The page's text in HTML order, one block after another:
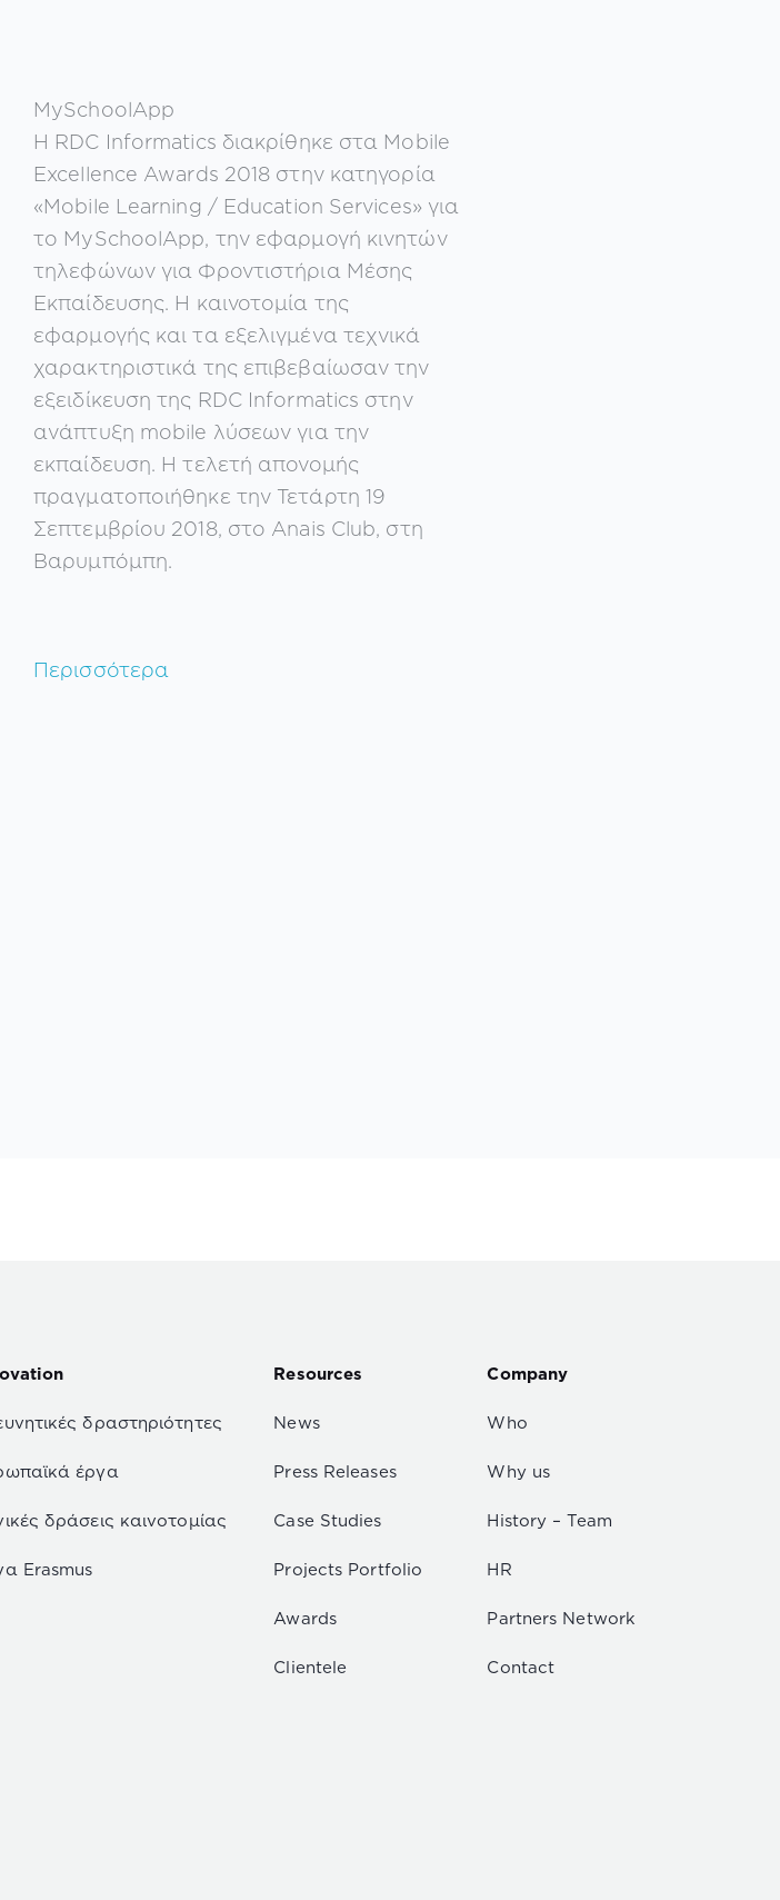
MySchoolApp
Η RDC Informatics διακρίθηκε στα Mobile
Excellence Awards 2018 στην κατηγορία
«Mobile Learning / Education Services» για
το MySchoolApp, την εφαρμογή κινητών
τηλεφώνων για Φροντιστήρια Μέσης
Εκπαίδευσης. Η καινοτομία της
εφαρμογής και τα εξελιγμένα τεχνικά
χαρακτηριστικά της επιβεβαίωσαν την
εξειδίκευση της RDC Informatics στην
ανάπτυξη mobile λύσεων για την
εκπαίδευση. Η τελετή απονομής
πραγματοποιήθηκε την Τετάρτη 19
Σεπτεμβρίου 2018, στο Anais Club, στη
Βαρυμπόμπη.
Περισσότερα
δραστηριότητες
έργα
δράσεις καινοτομίας
Erasmus
Resources
News
Press Releases
Case Studies
Projects Portfolio
Awards
Clientele
Company
Who
Why us
History – Team
HR
Partners Network
Contact